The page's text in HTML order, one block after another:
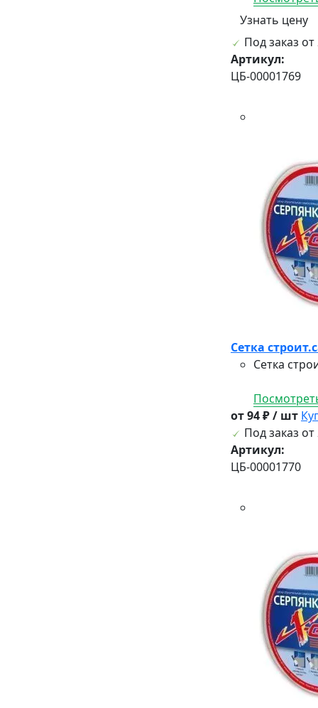
Узнать цену
Под заказ от
Артикул:
ЦБ-00001769
Сетка
Сетка
от 94 ₽ / шт
Под заказ от
Артикул:
ЦБ-00001770